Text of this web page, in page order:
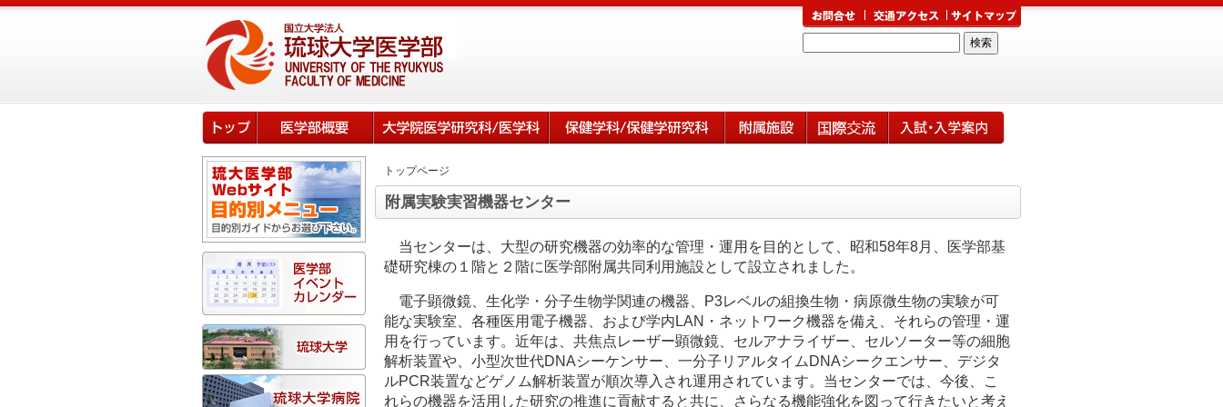
トップページ
附属実験実習機器センター
当センターは、大型の研究機器の効率的な管理・運用を目的として、昭和58年8月、医学部基
礎研究棟の１階と２階に医学部附属共同利用施設として設立されました。
電子顕微鏡、生化学・分子生物学関連の機器、P3レベルの組換生物・病原微生物の実験が可
能な実験室、各種医用電子機器、および学内LAN・ネットワーク機器を備え、それらの管理・運
用を行っています。近年は、共焦点レーザー顕微鏡、セルアナライザー、セルソーター等の細胞
解析装置や、小型次世代DNAシーケンサー、一分子リアルタイムDNAシークエンサー、デジタ
ルPCR装置などゲノム解析装置が順次導入され運用されています。当センターでは、今後、こ
れらの機器を活用した研究の推進に貢献すると共に、さらなる機能強化を図って行きたいと考え